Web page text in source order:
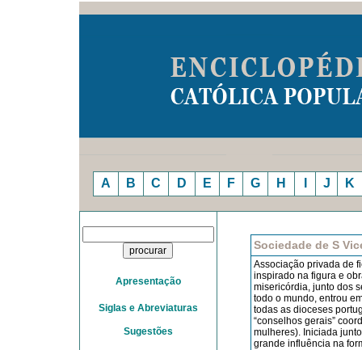
A B C D E F G H J K
Apresentação
Siglas e Abreviaturas
Sugestões
Sociedade de S
Associação privada de
inspirado na figura e
misericórdia, junto dos
todo o mundo, entrou
todas as dioceses
“conselhos ge­rais”
mulheres). Iniciada
grande influência na